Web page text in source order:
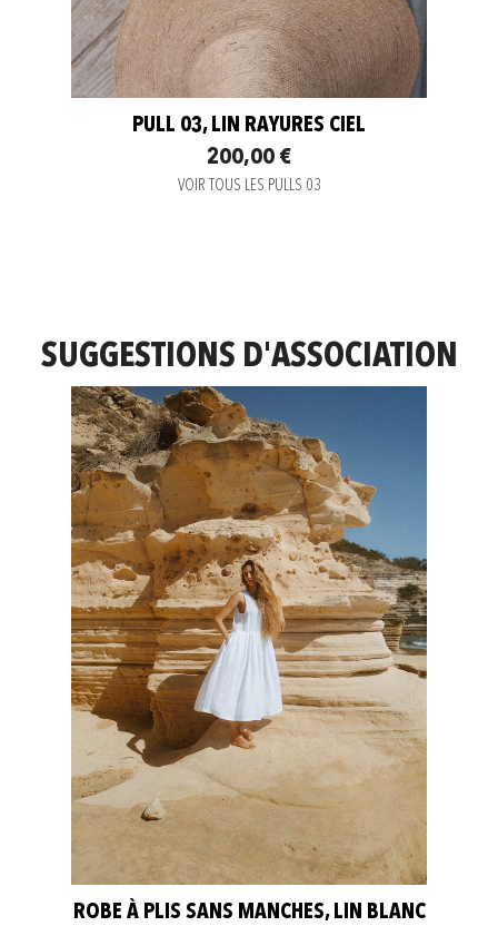
PULL 03, LIN RAYURES CIEL
200,00 €
VOIR TOUS LES PULLS 03
SUGGESTIONS D'ASSOCIATION
ROBE À PLIS SANS MANCHES, LIN BLANC